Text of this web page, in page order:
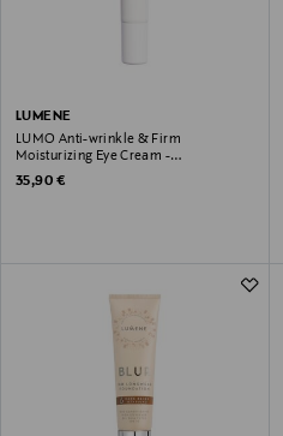
LUMENE
LUMO Anti-wrinkle & Firm
Moisturizing Eye Cream -
silmänympärysvoide 15 ml
Original Price
35,90 €